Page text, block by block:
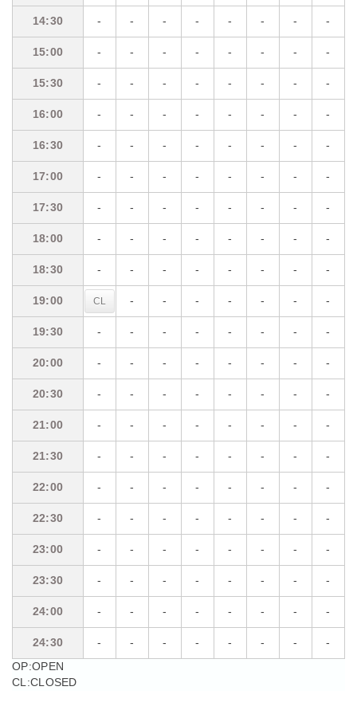
14:30 - - - - - - - -
15:00 - - - - - - - -
15:30 - - - - - - - -
16:00 - - - - - - - -
16:30 - - - - - - - -
17:00 - - - - - - - -
17:30 - - - - - - - -
18:00 - - - - - - - -
18:30 - - - - - - - -
19:00 CL - - - - - - -
19:30 - - - - - - - -
20:00 - - - - - - - -
20:30 - - - - - - - -
21:00 - - - - - - - -
21:30 - - - - - - - -
22:00 - - - - - - - -
22:30 - - - - - - - -
23:00 - - - - - - - -
23:30 - - - - - - - -
24:00 - - - - - - - -
24:30 - - - - - - - -
14:30
15:00
15:30
16:00
16:30
17:00
17:30
18:00
18:30
19:00
19:30
20:00
20:30
21:00
21:30
22:00
22:30
23:00
23:30
24:00
24:30
OP:OPEN
CL:CLOSED